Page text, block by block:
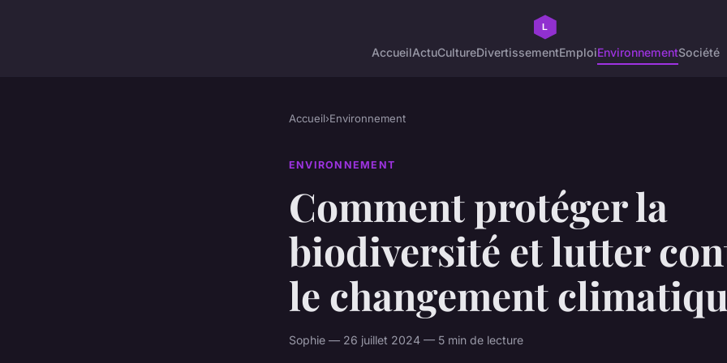
AccueilActuCultureDivertissementEmploiEnvironnementSociété
Accueil›Environnement
ENVIRONNEMENT
Comment protéger la
biodiversité et lutter
le changement
Sophie — 26 juillet 2024 — 5 min de lecture